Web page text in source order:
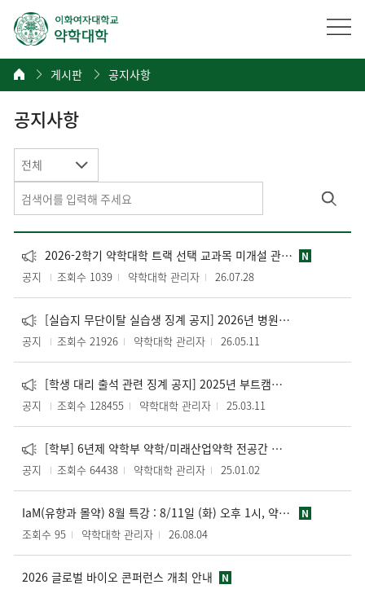
게시판 공지사항
공지사항
전체
2026-2학기 약학대학 트랙 선택 교과목 미개설 관련 안내 (타 교과목 인정) N
공지 조회수 1039 약학대학 관리자 26.07.28
[실습지 무단이탈 실습생 징계 공지] 2026년 병원 필수실무실습 관련
공지 조회수 21926 약학대학 관리자 26.05.11
[학생 대리 출석 관련 징계 공지] 2025년 부트캠프 수업관련
공지 조회수 128455 약학대학 관리자 25.03.11
[학부] 6년제 약학부 약학/미래산업약학 전공간 타전공인정 교과목 설정 안내
공지 조회수 64438 약학대학 관리자 25.01.02
IaM(유향과 몰약) 8월 특강 : 8/11일 (화) 오후 1시, 약A 400호 N
조회수 95 약학대학 관리자 26.08.04
2026 글로벌 바이오 콘퍼런스 개최 안내 N